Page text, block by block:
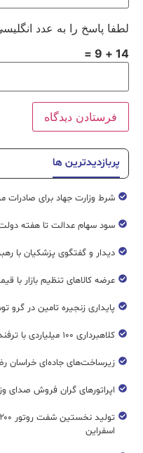
لطفا پاسخ را به عدد
14 + 9 =
پربازدیدترین ها
شرط وزارت جهاد برای صادرات
سود سهام عدالت تا هفته
دیدار و گفتگوی پزشکیان با
عرضه کالاهای تنظیم بازار
پایداری زنجیره تامین در گرو
کلاهبرداری ۱۰۰ میلیاردی با ترفند جهیزیه در فضای مجازی
زیرساخت‌های جاده‌ای خراسان
اپراتورهای گران فروش صدای
اسفراین